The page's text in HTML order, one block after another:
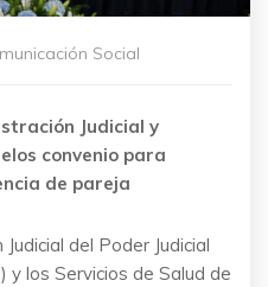
Social
Judicial y
convenio para
de pareja
del Poder Judicial
y los Servicios de Salud de